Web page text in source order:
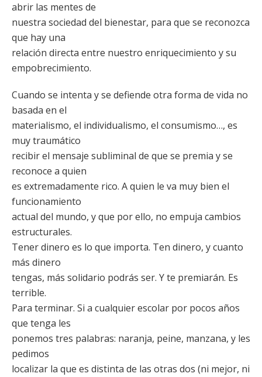
abrir las mentes de
nuestra sociedad del bienestar, para que se reconozca
que hay una
relación directa entre nuestro enriquecimiento y su
empobrecimiento.
Cuando se intenta y se defiende otra forma de vida no
basada en el
materialismo, el individualismo, el consumismo…, es
muy traumático
recibir el mensaje subliminal de que se premia y se
reconoce a quien
es extremadamente rico. A quien le va muy bien el
funcionamiento
actual del mundo, y que por ello, no empuja cambios
estructurales.
Tener dinero es lo que importa. Ten dinero, y cuanto
más dinero
tengas, más solidario podrás ser. Y te premiarán. Es
terrible.
Para terminar. Si a cualquier escolar por pocos años
que tenga les
ponemos tres palabras: naranja, peine, manzana, y les
pedimos
localizar la que es distinta de las otras dos (ni mejor, ni